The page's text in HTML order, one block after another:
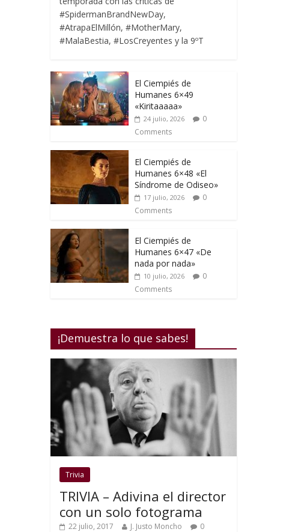
#SpidermanBrandNewDay,
#AtrapaElMillón, #MotherMary,
#MalaBestia, #LosCreyentes y la 9ºT
El Ciempiés de
Humanes 6×49
«Kiritaaaaa»
24 julio, 2026
0
Comments
El Ciempiés de
Humanes 6×48 «El
Síndrome de Odiseo»
17 julio, 2026
0
Comments
El Ciempiés de
Humanes 6×47 «De
nada por nada»
10 julio, 2026
0
Comments
¡Demuestra lo que sabes!
Trivia
TRIVIA – Adivina el director
con un solo fotograma
22 julio, 2017 J. Justo Moncho
0